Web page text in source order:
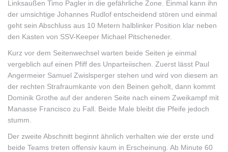
Linksaußen Timo Pagler in die gefährliche Zone. Einmal kann ihn
der umsichtige Johannes Rudlof entscheidend stören und einmal
geht sein Abschluss aus 10 Metern halblinker Position klar neben
den Kasten von SSV-Keeper Michael Pitscheneder.
Kurz vor dem Seitenwechsel warten beide Seiten je einmal
vergeblich auf einen Pfiff des Unparteiischen. Zuerst lässt Paul
Angermeier Samuel Zwislsperger stehen und wird von diesem an
der rechten Strafraumkante von den Beinen geholt, dann kommt
Dominik Grothe auf der anderen Seite nach einem Zweikampf mit
Manasse Francisco zu Fall. Beide Male bleibt die Pfeife jedoch
stumm.
Der zweite Abschnitt beginnt ähnlich verhalten wie der erste und
beide Teams treten offensiv kaum in Erscheinung. Ab Minute 60